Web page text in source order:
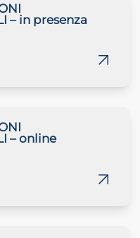
– in presenza
– online